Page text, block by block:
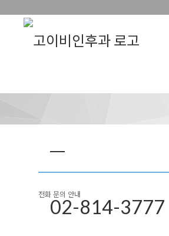
전화 문의 안내
02-814-3777